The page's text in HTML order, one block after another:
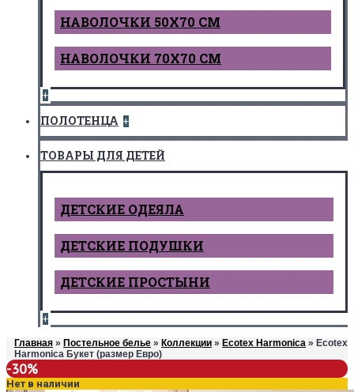
НАВОЛОЧКИ 50Х70 СМ
НАВОЛОЧКИ 70Х70 СМ
+
ПОЛОТЕНЦА +
ТОВАРЫ ДЛЯ ДЕТЕЙ
ДЕТCКИЕ ОДЕЯЛА
ДЕТСКИЕ ПОДУШКИ
ДЕТСКИЕ ПРОСТЫНИ
+
Главная » Постельное белье » Коллекции » Ecotex Harmonica » Ecotex
Harmonica Букет (размер Евро)
-30%
Нет в наличии